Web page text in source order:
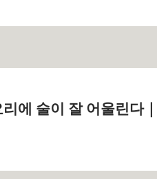
에 술이 잘 어울린다